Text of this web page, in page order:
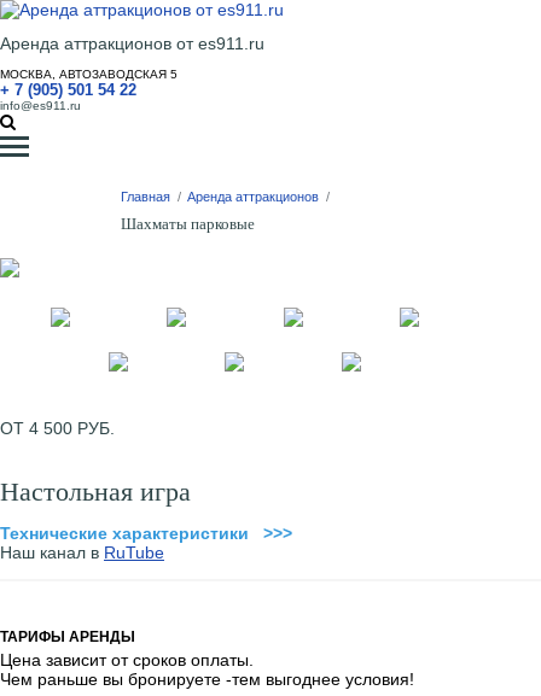
Аренда аттракционов от es911.ru
МОСКВА, АВТОЗАВОДСКАЯ 5
+ 7 (905) 501 54 22
info@es911.ru
Главная / Аренда аттракционов /
Шахматы парковые
ОТ 4 500 РУБ.
Настольная игра
Технические характеристики >>>
Наш канал в RuTube
ТАРИФЫ АРЕНДЫ
Цена зависит от сроков оплаты.
Чем раньше вы бронируете -тем выгоднее условия!